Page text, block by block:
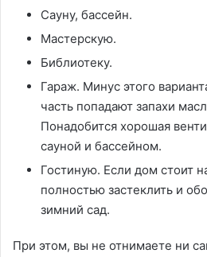
Сауну, бассейн.
Мастерскую.
Библиотеку.
Гараж. Минус этого
часть попадают запахи
Понадобится хорошая
сауной и бассейном.
Гостиную. Если дом стоит
полностью застеклить и
зимний сад.
При этом, вы не отнимаете ни